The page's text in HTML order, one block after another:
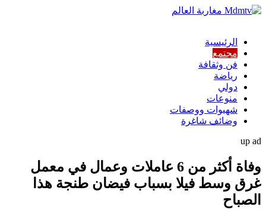
الرئيسية
مجتمع
فن وثقافة
رياضة
دولي
منوعات
شهيوات ووصفات
وضائف شاغرة
up ad
وفاة أكثر من 6 عاملات وعمال في معمل
غرق وسط فيلا بسباب فيضان طنجة هذا
الصباح